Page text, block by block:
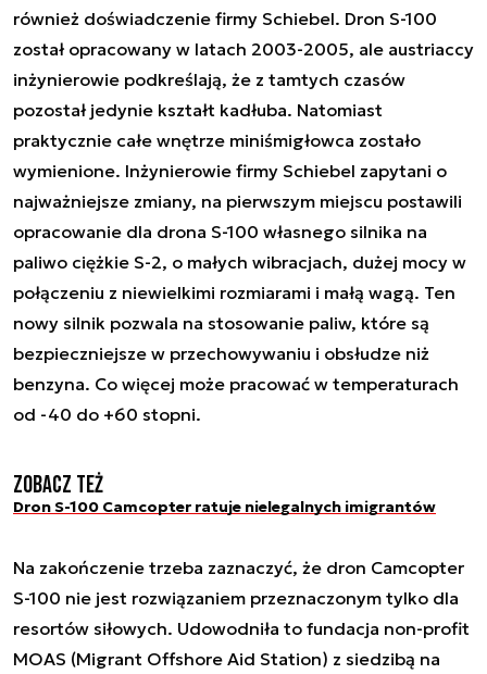
również doświadczenie firmy Schiebel. Dron S-100
został opracowany w latach 2003-2005, ale austriaccy
inżynierowie podkreślają, że z tamtych czasów
pozostał jedynie kształt kadłuba. Natomiast
praktycznie całe wnętrze miniśmigłowca zostało
wymienione. Inżynierowie firmy Schiebel zapytani o
najważniejsze zmiany, na pierwszym miejscu postawili
opracowanie dla drona S-100 własnego silnika na
paliwo ciężkie S-2, o małych wibracjach, dużej mocy w
połączeniu z niewielkimi rozmiarami i małą wagą. Ten
nowy silnik pozwala na stosowanie paliw, które są
bezpieczniejsze w przechowywaniu i obsłudze niż
benzyna. Co więcej może pracować w temperaturach
od -40 do +60 stopni.
Zobacz też
Dron S-100 Camcopter ratuje nielegalnych imigrantów
Na zakończenie trzeba zaznaczyć, że dron Camcopter
S-100 nie jest rozwiązaniem przeznaczonym tylko dla
resortów siłowych. Udowodniła to fundacja non-profit
MOAS (Migrant Offshore Aid Station) z siedzibą na